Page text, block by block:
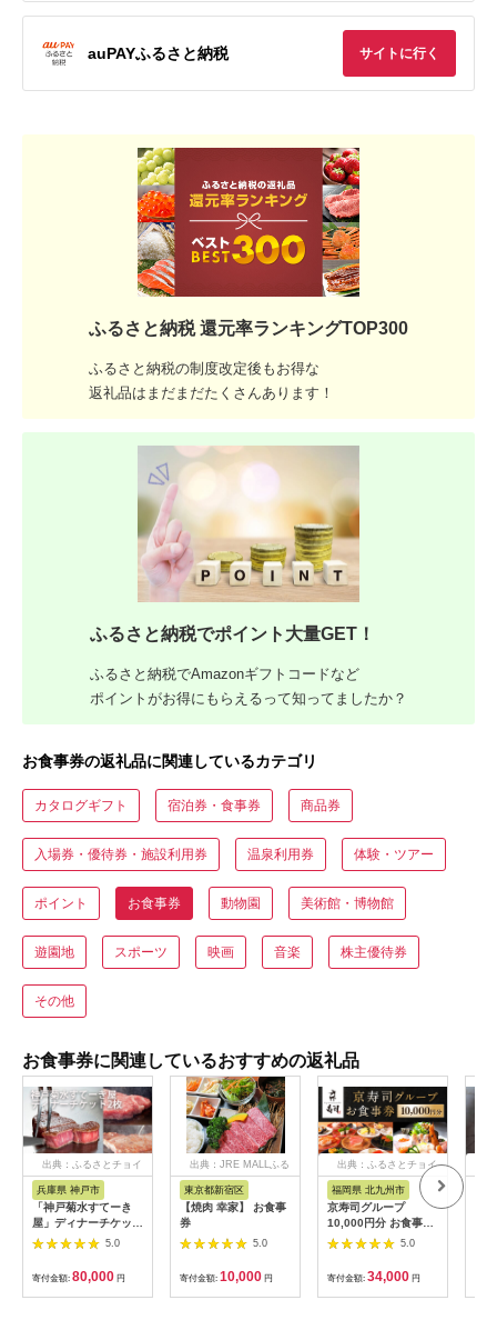
auPAYふるさと納税 サイトに行く
ふるさと納税 還元率ランキングTOP300
ふるさと納税の制度改定後もお得な
返礼品はまだまだたくさんあります！
ふるさと納税でポイント大量GET！
ふるさと納税でAmazonギフトコードなど
ポイントがお得にもらえるって知ってましたか？
お食事券の返礼品に関連しているカテゴリ
カタログギフト 宿泊券・食事券 商品券
入場券・優待券・施設利用券 温泉利用券 体験・ツアー
ポイント お食事券 動物園 美術館・博物館
遊園地 スポーツ 映画 音楽 株主優待券
その他
お食事券に関連しているおすすめの返礼品
出典：ふるさとチョイ
兵庫県 神戸市
「神戸菊水すてーき
屋」ディナーチケット
（2枚）
5.0
寄付金額: 80,000 円
出典：JRE MALLふる
東京都新宿区
【焼肉 幸家】 お食事
券
5.0
寄付金額: 10,000 円
出典：ふるさとチョイ
福岡県 北九州市
京寿司グループ
10,000円分 お食事券
1000円×10枚 食事チ
ケット チケット 寿司
福岡県 北九州市
5.0
寄付金額: 34,000 円